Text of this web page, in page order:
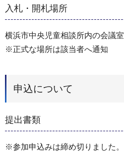
入札・開札場所
横浜市中央児童相談所内の会議室
※正式な場所は該当者へ通知
申込について
提出書類
※参加申込みは締め切りました。